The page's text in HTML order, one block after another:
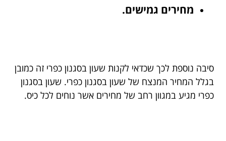
מחירים גמישים.
סיבה נוספת לכך שכדאי לקנות שעון בסגנון כפרי זה כמובן
בגלל המחיר המנצח של שעון בסגנון כפרי. שעון בסגנון
כפרי מגיע במגוון רחב של מחירים אשר נוחים לכל כיס.